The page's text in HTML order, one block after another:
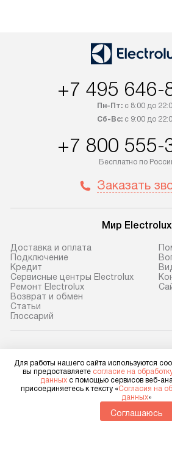
+7 495 646-
Пн-Пт:с 8:00 до
Сб-Вс:с 9:00 до
+7 800 555-
Бесплатно по
Заказать
Мир Electrolux
Доставка и оплата
Подключение
Кредит
Сервисные центры Electrolux
Ремонт Electrolux
Возврат и обмен
Cтатьи
Глоссарий
Для физических
shop@electrolux-
Для работы нашего сайта используются
вы предоставляете согласие на
данных с помощью сервисов веб-
присоединяетесь к тексту «Согласия на
данных»
Соглашаюсь